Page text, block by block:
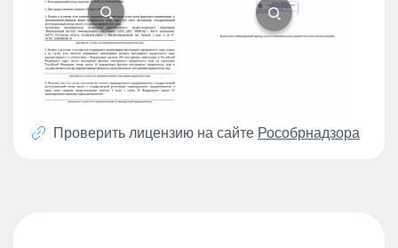
Проверить лицензию на сайте Рособрнадзора